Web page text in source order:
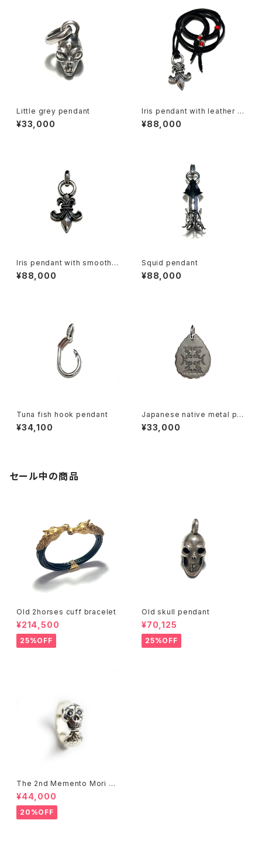
Little grey pendant
¥33,000
Iris pendant with leather c
ord
¥88,000
Iris pendant with smooth b
ail
¥88,000
Squid pendant
¥88,000
Tuna fish hook pendant
¥34,100
Japanese native metal pe
ndant-B
¥33,000
セール中の商品
Old 2horses cuff bracelet
¥214,500
25%OFF
Old skull pendant
¥70,125
25%OFF
The 2nd Memento Mori Sk
ull Ring-5K gold&silver
¥44,000
20%OFF